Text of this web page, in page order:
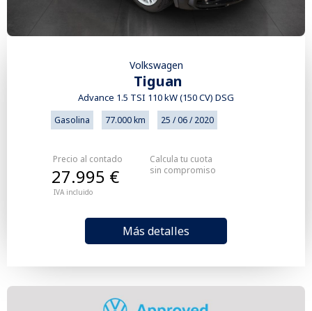
Volkswagen
Tiguan
Advance 1.5 TSI 110 kW (150 CV) DSG
Gasolina 77.000 km 25 / 06 / 2020
Precio al contado
IVA incluido
27.995 €
Más detalles
Calcula tu cuota
sin compromiso